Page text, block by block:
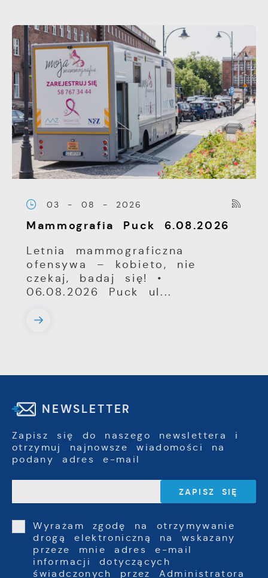
03 - 08 - 2026
Mammografia Puck 6.08.2026
Letnia mammograficzna
ofensywa – kobieto, nie
czekaj, badaj się! •
06.08.2026 Puck ul...
NEWSLETTER
Zapisz się do naszego newslettera i
otrzymuj najnowsze wiadomości na
podany adres e-mail
Wyrażam zgodę na otrzymywanie
drogą elektroniczną na wskazany
przeze mnie adres e-mail
informacji dotyczących
świadczonych przez Administratora